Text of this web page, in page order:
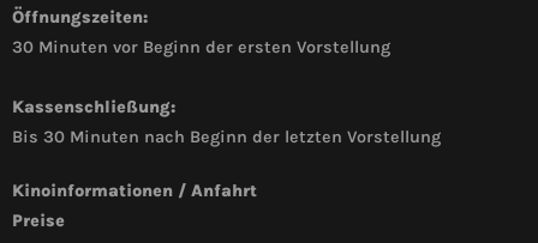
Öffnungszeiten:
30 Minuten vor Beginn der ersten Vorstellung
Kassenschließung:
Bis 30 Minuten nach Beginn der letzten Vorstellung
Kinoinformationen / Anfahrt
Preise